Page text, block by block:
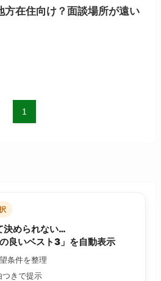
方在住向け？面談場所が遠い
1
決められない…
良いベスト3」を自動表示
条件を整理
つきで提示